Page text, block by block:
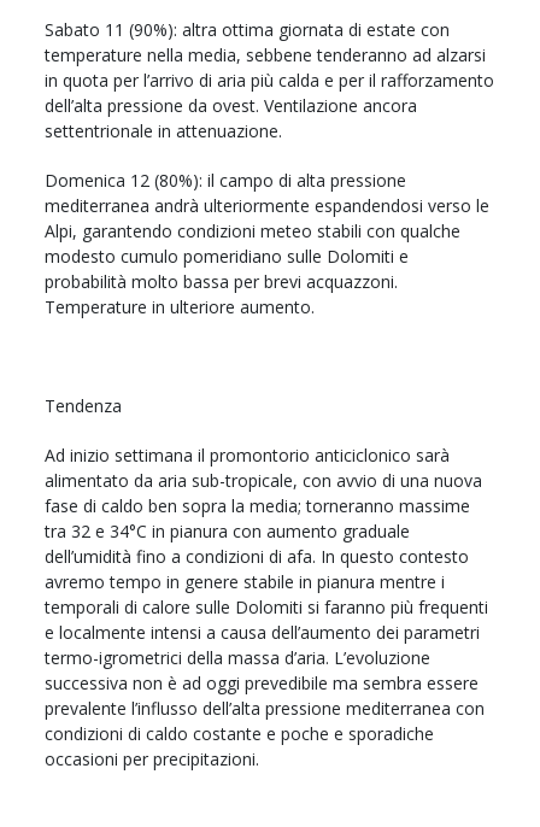
Sabato 11 (90%): altra ottima giornata di estate con
temperature nella media, sebbene tenderanno ad alzarsi
in quota per l’arrivo di aria più calda e per il rafforzamento
dell’alta pressione da ovest. Ventilazione ancora
settentrionale in attenuazione.
Domenica 12 (80%): il campo di alta pressione
mediterranea andrà ulteriormente espandendosi verso le
Alpi, garantendo condizioni meteo stabili con qualche
modesto cumulo pomeridiano sulle Dolomiti e
probabilità molto bassa per brevi acquazzoni.
Temperature in ulteriore aumento.
Tendenza
Ad inizio settimana il promontorio anticiclonico sarà
alimentato da aria sub-tropicale, con avvio di una nuova
fase di caldo ben sopra la media; torneranno massime
tra 32 e 34°C in pianura con aumento graduale
dell’umidità fino a condizioni di afa. In questo contesto
avremo tempo in genere stabile in pianura mentre i
temporali di calore sulle Dolomiti si faranno più frequenti
e localmente intensi a causa dell’aumento dei parametri
termo-igrometrici della massa d’aria. L’evoluzione
successiva non è ad oggi prevedibile ma sembra essere
prevalente l’influsso dell’alta pressione mediterranea con
condizioni di caldo costante e poche e sporadiche
occasioni per precipitazioni.